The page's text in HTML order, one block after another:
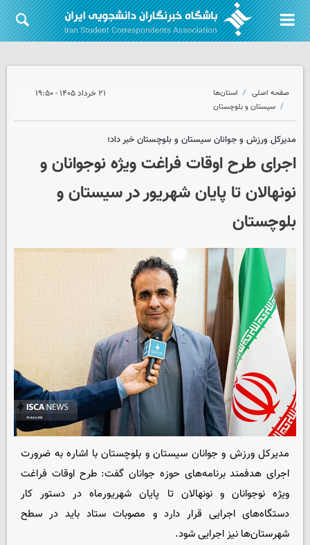
صفحه اصلی
استان‌ها
سیستان و بلوچستان
۲۱ خرداد ۱۴۰۵ - ۱۹:۵۰
مدیرکل ورزش و جوانان سیستان و بلوچستان خبر داد؛
اجرای طرح اوقات فراغت ویژه نوجوانان و
نونهالان تا پایان شهریور در سیستان و
بلوچستان
مدیرکل ورزش و جوانان سیستان و بلوچستان با اشاره به ضرورت
اجرای هدفمند برنامه‌های حوزه جوانان گفت: طرح اوقات فراغت
ویژه نوجوانان و نونهالان تا پایان شهریورماه در دستور کار
دستگاه‌های اجرایی قرار دارد و مصوبات ستاد باید در سطح
شهرستان‌ها نیز اجرایی شود.